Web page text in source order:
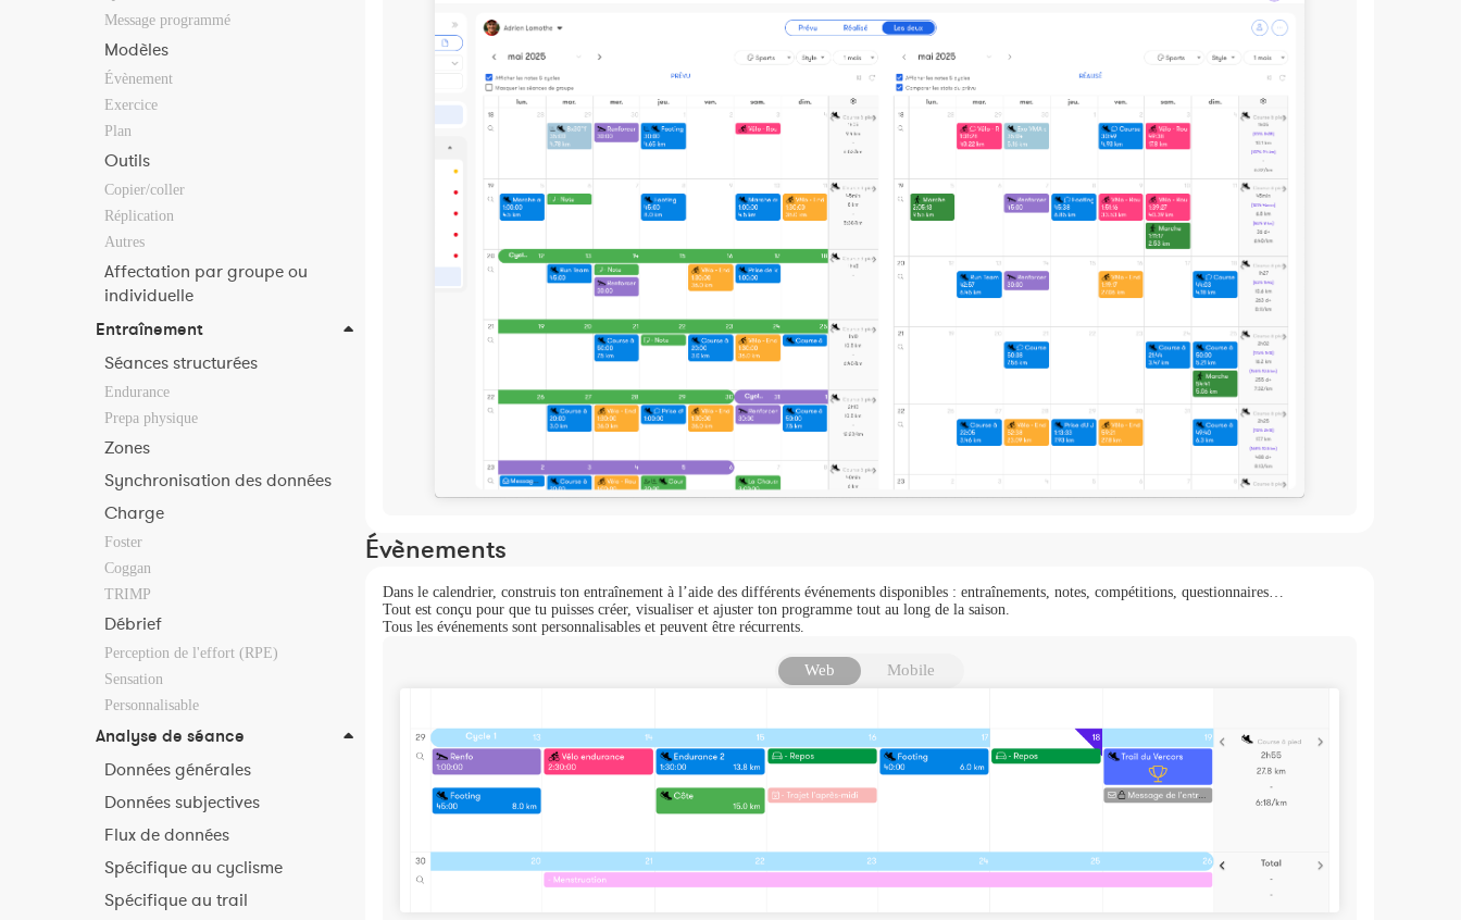
Message programmé
Modèles
Évènement
Exercice
Plan
Outils
Copier/coller
Réplication
Autres
Affectation par groupe ou
individuelle
Entraînement
Séances structurées
Endurance
Prepa physique
Zones
Synchronisation des données
Charge
Foster
Coggan
TRIMP
Débrief
Perception de l'effort (RPE)
Sensation
Personnalisable
Analyse de séance
Données générales
Données subjectives
Flux de données
Spécifique au cyclisme
Spécifique au trail
Évènements
Dans le calendrier, construis ton entraînement à l’aide des différents événements disponibles : entraînements, notes, compétitions, questionnaires…
Tout est conçu pour que tu puisses créer, visualiser et ajuster ton programme tout au long de la saison.
Tous les événements sont personnalisables et peuvent être récurrents.
Web Mobile